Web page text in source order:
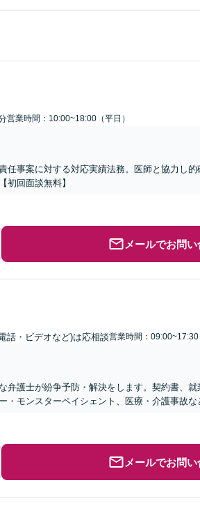
営業時間：10:00~18:00（平日）
任事案に対する対応実績法務。医師と協力し
初回面談無料】
メールでお問
話・ビデオなど)は応相談営業時間：09:00~17:30
弁護士が紛争予防・解決をします。契約書、
モンスターペイシェント、医療・介護事故な
メールでお問